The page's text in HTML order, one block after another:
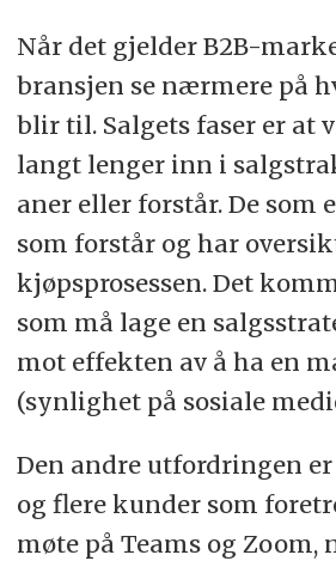
Når det gjelder B2B-
bransjen se nærmere på
blir til. Salgets faser er at
langt lenger inn i
aner eller forstår. De som
som forstår og har
kjøpsprosessen. Det
som må lage en
mot effekten av å ha en
(synlighet på sosiale
Den andre utfordringen
og flere kunder som
møte på Teams og Zoom,